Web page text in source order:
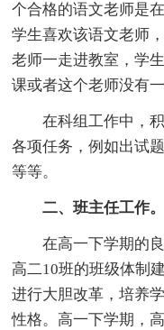
个合格的语文老师是
学生喜欢该语文老师
老师一走进教室，学
课或者这个老师没有
在科组工作中，
各项任务，例如出试
等等。
二、班主任工作。
在高一下学期的
高二10班的班级体制
进行大胆改革，培养
性格。高一下学期，